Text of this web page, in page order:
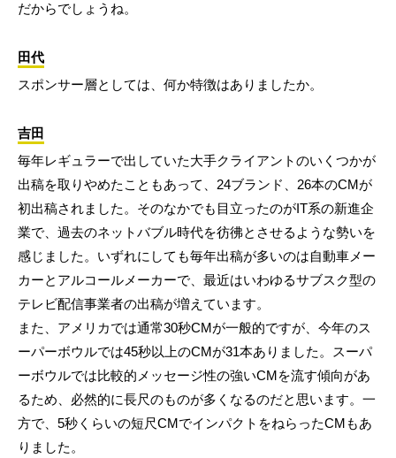
だからでしょうね。
田代
スポンサー層としては、何か特徴はありましたか。
吉田
毎年レギュラーで出していた大手クライアントのいくつかが
出稿を取りやめたこともあって、24ブランド、26本のCMが
初出稿されました。そのなかでも目立ったのがIT系の新進企
業で、過去のネットバブル時代を彷彿とさせるような勢いを
感じました。いずれにしても毎年出稿が多いのは自動車メー
カーとアルコールメーカーで、最近はいわゆるサブスク型の
テレビ配信事業者の出稿が増えています。
また、アメリカでは通常30秒CMが一般的ですが、今年のス
ーパーボウルでは45秒以上のCMが31本ありました。スーパ
ーボウルでは比較的メッセージ性の強いCMを流す傾向があ
るため、必然的に長尺のものが多くなるのだと思います。一
方で、5秒くらいの短尺CMでインパクトをねらったCMもあ
りました。